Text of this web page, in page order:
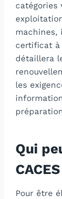
catégories
machines,
certificat à
détaillera
les
Qui
Pour être